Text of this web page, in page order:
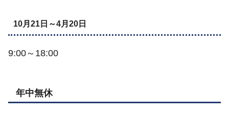
10月21日～4月20日
9:00～18:00
年中無休